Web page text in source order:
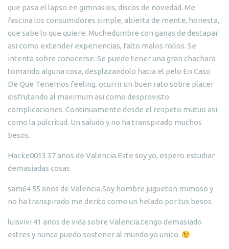
que pasa el lapso en gimnasios, discos de novedad. Me
fascina los consumidores simple, abierta de mente, honesta,
que sabe lo que quiere. Muchedumbre con ganas de destapar
asi como extender experiencias, falto malos rollos. Se
intenta sobre conocerse. Se puede tener una gran chachara
tomando alguna cosa, desplazandolo hacia el pelo En Caso
De Que Tenemos feeling. ocurrir un buen rato sobre placer
disfrutando al maximum asi como desprovisto
complicaciones. Continuamente desde el respeto mutuo asi
como la pulcritud. Un saludo y no ha transpirado muchos
besos.
Hacke0013 37 anos de Valencia.Este soy yo, espero estudiar
demasiadas cosas
sam64 55 anos de Valencia.Soy hombre jugueton mimoso y
no ha transpirado me derito como un helado por tus besos
luisvivi 41 anos de vida sobre Valencia.tengo demasiado
estres y nunca puedo sostener al mundo yo unico.